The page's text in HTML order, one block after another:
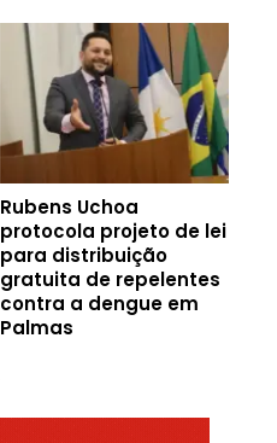
Rubens Uchoa
protocola projeto de lei
para distribuição
gratuita de repelentes
contra a dengue em
Palmas